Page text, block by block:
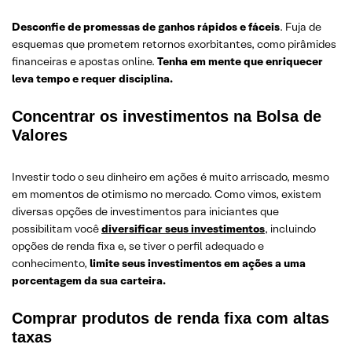
Desconfie de promessas de ganhos rápidos e fáceis. Fuja de
esquemas que prometem retornos exorbitantes, como pirâmides
financeiras e apostas online. Tenha em mente que enriquecer
leva tempo e requer disciplina.
Concentrar os investimentos na Bolsa de
Valores
Investir todo o seu dinheiro em ações é muito arriscado, mesmo
em momentos de otimismo no mercado. Como vimos, existem
diversas opções de investimentos para iniciantes que
possibilitam vocêdiversificar seus investimentos, incluindo
opções de renda fixa e, se tiver o perfil adequado e
conhecimento, limite seus investimentos em ações a uma
porcentagem da sua carteira.
Comprar produtos de renda fixa com altas
taxas